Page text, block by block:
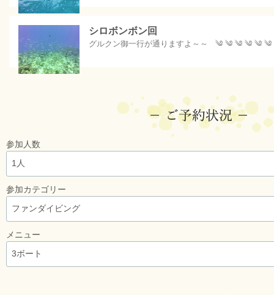
シロボンボン回
グルクン御一行が通りますよ～～ ༄ ༄ ༄ ༄
参加人数
参加カテゴリー
メニュー